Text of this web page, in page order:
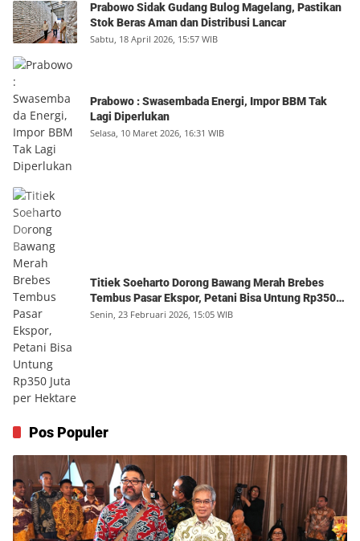
Prabowo Sidak Gudang Bulog Magelang, Pastikan
Stok Beras Aman dan Distribusi Lancar
Sabtu, 18 April 2026, 15:57 WIB
Prabowo : Swasembada Energi, Impor BBM Tak
Lagi Diperlukan
Selasa, 10 Maret 2026, 16:31 WIB
Titiek Soeharto Dorong Bawang Merah Brebes
Tembus Pasar Ekspor, Petani Bisa Untung Rp350
Juta per Hektare
Senin, 23 Februari 2026, 15:05 WIB
Pos Populer